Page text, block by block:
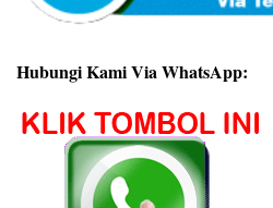
Hubungi Kami Via WhatsApp: